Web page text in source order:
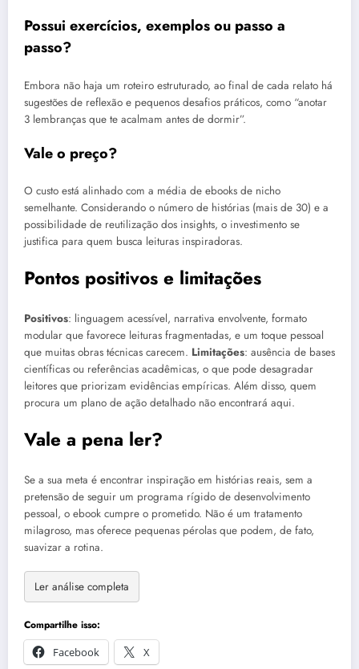
Possui exercícios, exemplos ou passo a
passo?
Embora não haja um roteiro estruturado, ao final de cada relato há
sugestões de reflexão e pequenos desafios práticos, como “anotar
3 lembranças que te acalmam antes de dormir”.
Vale o preço?
O custo está alinhado com a média de ebooks de nicho
semelhante. Considerando o número de histórias (mais de 30) e a
possibilidade de reutilização dos insights, o investimento se
justifica para quem busca leituras inspiradoras.
Pontos positivos e limitações
Positivos: linguagem acessível, narrativa envolvente, formato
modular que favorece leituras fragmentadas, e um toque pessoal
que muitas obras técnicas carecem. Limitações: ausência de bases
científicas ou referências acadêmicas, o que pode desagradar
leitores que priorizam evidências empíricas. Além disso, quem
procura um plano de ação detalhado não encontrará aqui.
Vale a pena ler?
Se a sua meta é encontrar inspiração em histórias reais, sem a
pretensão de seguir um programa rígido de desenvolvimento
pessoal, o ebook cumpre o prometido. Não é um tratamento
milagroso, mas oferece pequenas pérolas que podem, de fato,
suavizar a rotina.
Ler análise completa
Compartilhe isso:
Facebook
X